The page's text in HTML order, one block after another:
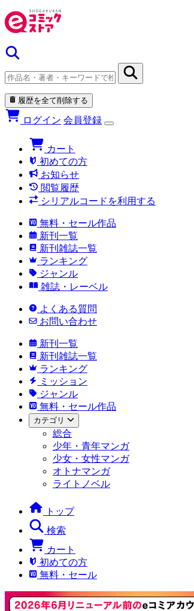
履歴を全て削除する
ログイン 会員登録
カート
初めての方
お知らせ
閲覧履歴
シリアルコードを利用する
無料・セール作品
新刊一覧
新刊雑誌一覧
ランキング
ジャンル
雑誌・レーベル
よくある質問
お問い合わせ
新刊一覧
新刊雑誌一覧
ランキング
ミッション
ジャンル
無料・セール作品
カテゴリ
総合
少年・青年マンガ
少女・女性マンガ
オトナマンガ
ライトノベル
トップ
検索
カート
初めての方
無料・セール